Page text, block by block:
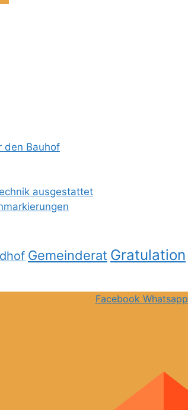
den Bauhof
ausgestattet
Gemeinderat Gratulation
Facebook Whatsapp